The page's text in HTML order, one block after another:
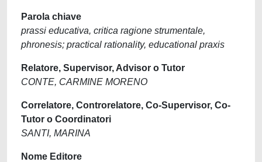
Parola chiave
prassi educativa, critica ragione strumentale,
phronesis; practical rationality, educational praxis
Relatore, Supervisor, Advisor o Tutor
CONTE, CARMINE MORENO
Correlatore, Controrelatore, Co-Supervisor, Co-
Tutor o Coordinatori
SANTI, MARINA
Nome Editore